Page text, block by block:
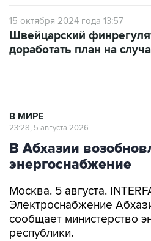
15 октября 2024 года 13:57
Швейцарский
доработать план на
В МИРЕ
23:28, 5 августа 2026
В Абхазии
энергоснабжение
Москва. 5 августа.
Электроснабжение
сообщает министерство
республики.